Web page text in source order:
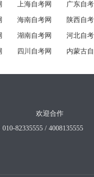
上海自考网 广东自
海南自考网 陕西自
湖南自考网 河北自考
四川自考网 内蒙古
欢迎合作
82335555 / 4008135555